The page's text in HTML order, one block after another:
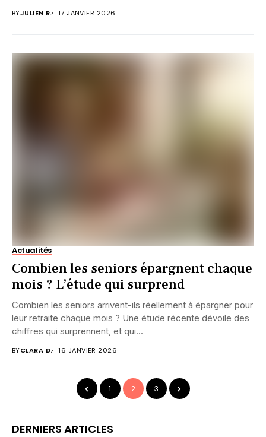
BYJULIEN R. 17 JANVIER 2026
Actualités
Combien les seniors épargnent chaque
mois ? L’étude qui surprend
Combien les seniors arrivent-ils réellement à épargner pour
leur retraite chaque mois ? Une étude récente dévoile des
chiffres qui surprennent, et qui...
BYCLARA D. 16 JANVIER 2026
1 2 3
DERNIERS ARTICLES